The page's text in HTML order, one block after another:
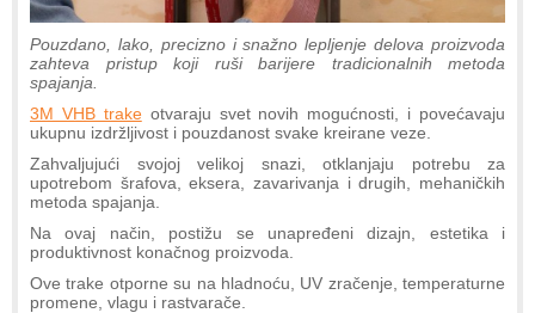
Pouzdano, lako, precizno i snažno lepljenje delova proizvoda
zahteva pristup koji ruši barijere tradicionalnih metoda
spajanja.
3M VHB trakeotvaraju svet novih mogućnosti, i povećavaju
ukupnu izdržljivost i pouzdanost svake kreirane veze.
Zahvaljujući svojoj velikoj snazi, otklanjaju potrebu za
upotrebom šrafova, eksera, zavarivanja i drugih, mehaničkih
metoda spajanja.
Na ovaj način, postižu se unapređeni dizajn, estetika i
produktivnost konačnog proizvoda.
Ove trake otporne su na hladnoću, UV zračenje, temperaturne
promene, vlagu i rastvarače.